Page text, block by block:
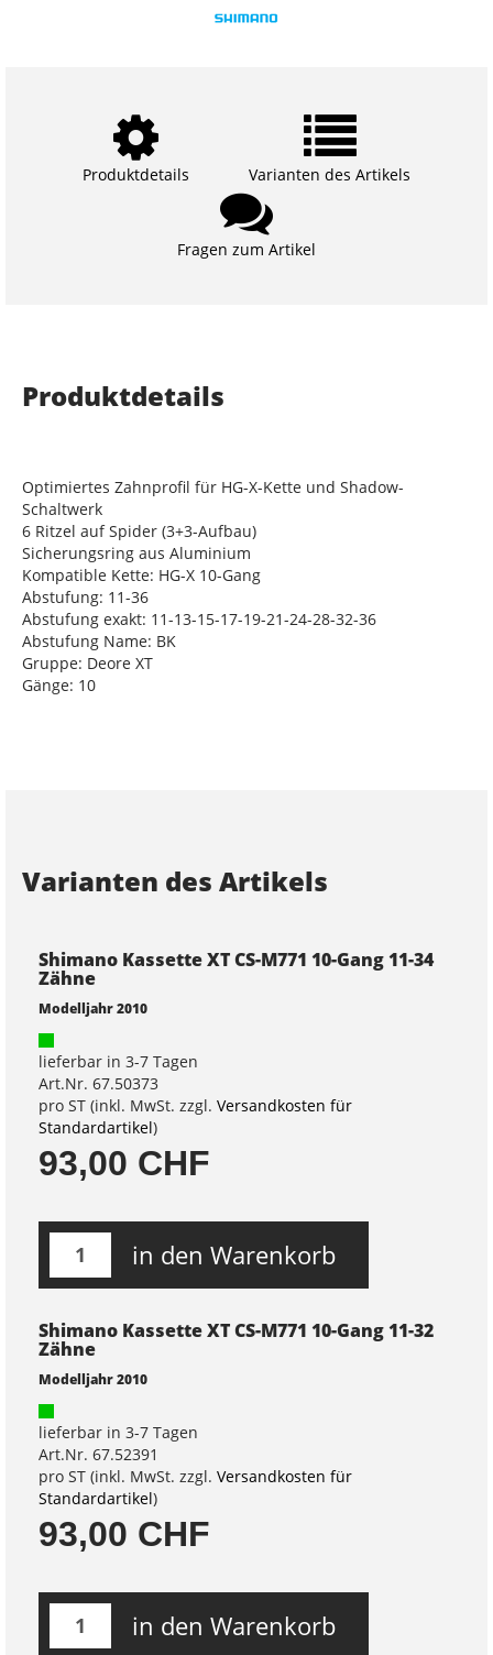
Produktdetails Varianten des Artikels
Fragen zum Artikel
Produktdetails
Optimiertes Zahnprofil für HG-X-Kette und Shadow-
Schaltwerk
6 Ritzel auf Spider (3+3-Aufbau)
Sicherungsring aus Aluminium
Kompatible Kette: HG-X 10-Gang
Abstufung: 11-36
Abstufung exakt: 11-13-15-17-19-21-24-28-32-36
Abstufung Name: BK
Gruppe: Deore XT
Gänge: 10
Varianten des Artikels
Shimano Kassette XT CS-M771 10-Gang 11-34
Zähne
Modelljahr 2010
lieferbar in 3-7 Tagen
Art.Nr. 67.50373
pro ST (inkl. MwSt. zzgl. Versandkosten für
Standardartikel)
93,00 CHF
in den Warenkorb
Shimano Kassette XT CS-M771 10-Gang 11-32
Zähne
Modelljahr 2010
lieferbar in 3-7 Tagen
Art.Nr. 67.52391
pro ST (inkl. MwSt. zzgl. Versandkosten für
Standardartikel)
93,00 CHF
in den Warenkorb